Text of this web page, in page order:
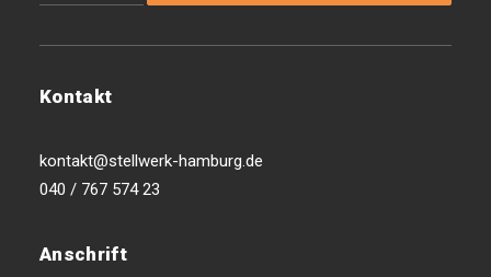
Kontakt
kontakt@stellwerk-hamburg.de
040 / 767 574 23
Anschrift